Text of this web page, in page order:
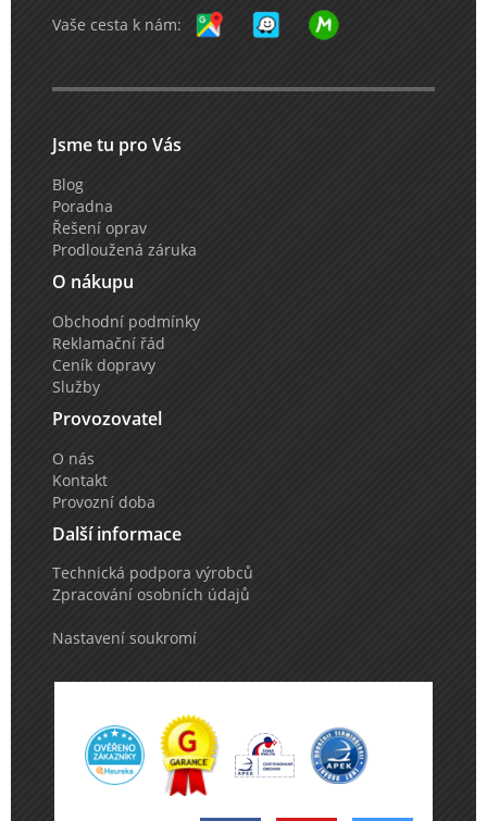
Vaše cesta k nám:
Jsme tu pro Vás
Blog
Poradna
Řešení oprav
Prodloužená záruka
O nákupu
Obchodní podmínky
Reklamační řád
Ceník dopravy
Služby
Provozovatel
O nás
Kontakt
Provozní doba
Další informace
Technická podpora výrobců
Zpracování osobních údajů
Nastavení soukromí